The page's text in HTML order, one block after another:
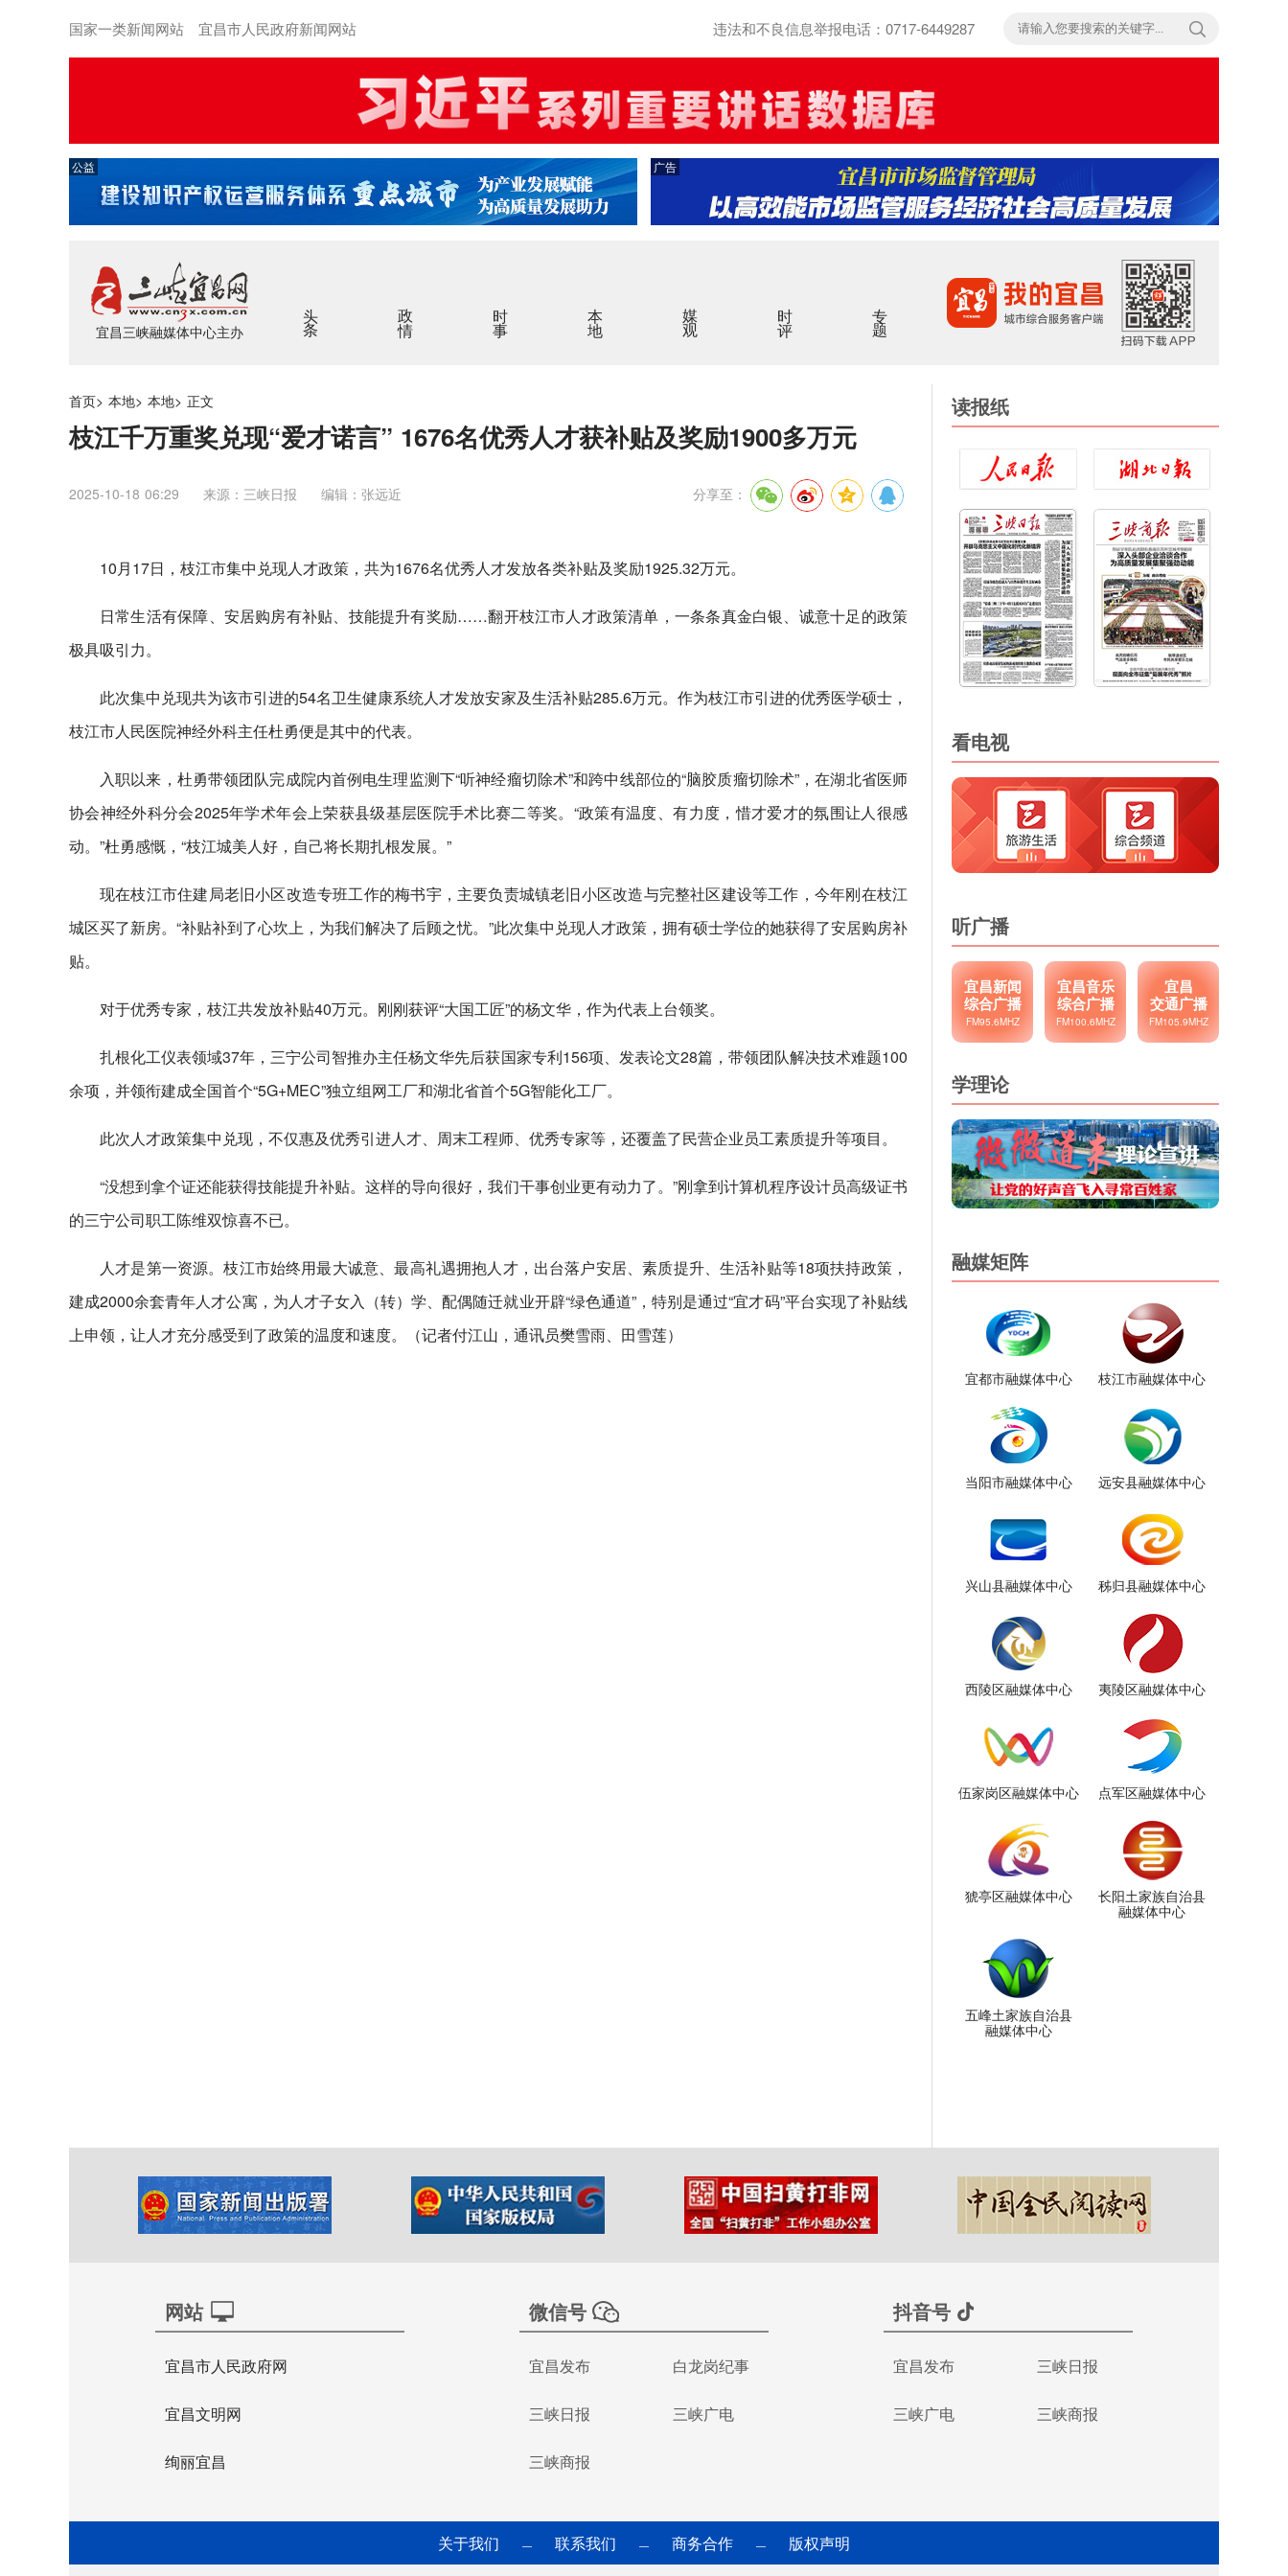
国家一类新闻网站 宜昌市人民政府新闻网站 违法和不良信息举报电话：0717-6449287
公益 广告
宜昌三峡融媒体中心主办
头条 政情 时事 本地 媒观 时评 专题
首页> 本地> 本地> 正文
枝江千万重奖兑现“爱才诺言” 1676名优秀人才获补贴及奖励1900多万元
2025-10-18 06:29 来源：三峡日报 编辑：张远近 分享至：
10月17日，枝江市集中兑现人才政策，共为1676名优秀人才发放各类补贴及奖励1925.32万元。
日常生活有保障、安居购房有补贴、技能提升有奖励……翻开枝江市人才政策清单，一条条真金白银、诚意十足的政策
极具吸引力。
此次集中兑现共为该市引进的54名卫生健康系统人才发放安家及生活补贴285.6万元。作为枝江市引进的优秀医学硕士，
枝江市人民医院神经外科主任杜勇便是其中的代表。
入职以来，杜勇带领团队完成院内首例电生理监测下“听神经瘤切除术”和跨中线部位的“脑胶质瘤切除术”，在湖北省医师
协会神经外科分会2025年学术年会上荣获县级基层医院手术比赛二等奖。“政策有温度、有力度，惜才爱才的氛围让人很感
动。”杜勇感慨，“枝江城美人好，自己将长期扎根发展。”
现在枝江市住建局老旧小区改造专班工作的梅书宇，主要负责城镇老旧小区改造与完整社区建设等工作，今年刚在枝江
城区买了新房。“补贴补到了心坎上，为我们解决了后顾之忧。”此次集中兑现人才政策，拥有硕士学位的她获得了安居购房补
贴。
对于优秀专家，枝江共发放补贴40万元。刚刚获评“大国工匠”的杨文华，作为代表上台领奖。
扎根化工仪表领域37年，三宁公司智推办主任杨文华先后获国家专利156项、发表论文28篇，带领团队解决技术难题100
余项，并领衔建成全国首个“5G+MEC”独立组网工厂和湖北省首个5G智能化工厂。
此次人才政策集中兑现，不仅惠及优秀引进人才、周末工程师、优秀专家等，还覆盖了民营企业员工素质提升等项目。
“没想到拿个证还能获得技能提升补贴。这样的导向很好，我们干事创业更有动力了。”刚拿到计算机程序设计员高级证书
的三宁公司职工陈维双惊喜不已。
人才是第一资源。枝江市始终用最大诚意、最高礼遇拥抱人才，出台落户安居、素质提升、生活补贴等18项扶持政策，
建成2000余套青年人才公寓，为人才子女入（转）学、配偶随迁就业开辟“绿色通道”，特别是通过“宜才码”平台实现了补贴线
上申领，让人才充分感受到了政策的温度和速度。（记者付江山，通讯员樊雪雨、田雪莲）
读报纸
看电视
听广播
宜昌新闻
综合广播
FM95.6MHZ
宜昌音乐
综合广播
FM100.6MHZ
宜昌
交通广播
FM105.9MHZ
学理论
融媒矩阵
宜都市融媒体中心 枝江市融媒体中心
当阳市融媒体中心 远安县融媒体中心
兴山县融媒体中心 秭归县融媒体中心
西陵区融媒体中心 夷陵区融媒体中心
伍家岗区融媒体中心 点军区融媒体中心
猇亭区融媒体中心
长阳土家族自治县
融媒体中心
五峰土家族自治县
融媒体中心
网站
宜昌市人民政府网
宜昌文明网
绚丽宜昌
微信号
宜昌发布 白龙岗纪事
三峡日报 三峡广电
三峡商报
抖音号
宜昌发布 三峡日报
三峡广电 三峡商报
关于我们 — 联系我们 — 商务合作 — 版权声明